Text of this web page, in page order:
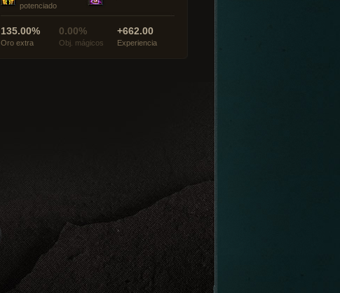
potenciado
135.00%
Oro extra
0.00%
Obj. mágicos
+662.00
Experiencia